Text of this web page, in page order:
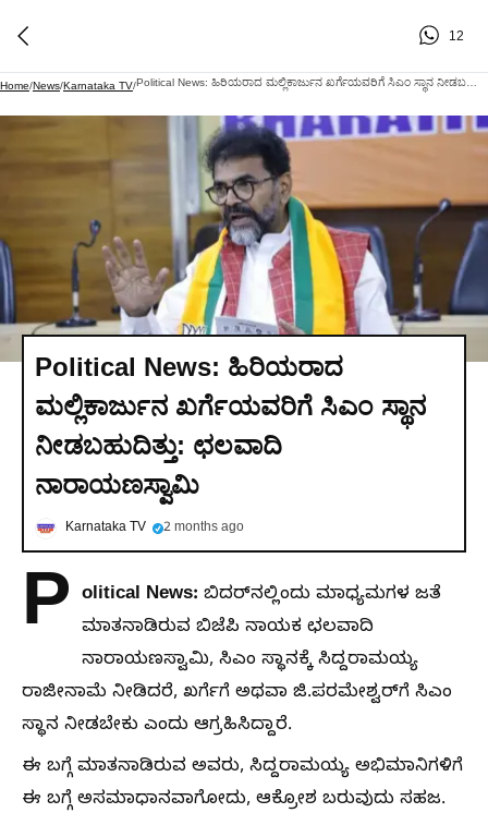
12
Home/News/Karnataka TV/
Political News: ಹಿರಿಯರಾದ
ಮಲ್ಲಿಕಾರ್ಜುನ ಖರ್ಗೆಯವರಿಗೆ ಸಿಎಂ ಸ್ಥಾನ
ನೀಡಬಹುದಿತ್ತು: ಛಲವಾದಿ
ನಾರಾಯಣಸ್ವಾಮಿ
Karnataka TV 2 months ago
P olitical News: ಬಿದರ್‌ನಲ್ಲಿಂದು ಮಾಧ್ಯಮಗಳ ಜತೆ
ಮಾತನಾಡಿರುವ ಬಿಜೆಪಿ ನಾಯಕ ಛಲವಾದಿ
ನಾರಾಯಣಸ್ವಾಮಿ, ಸಿಎಂ ಸ್ಥಾನಕ್ಕೆ ಸಿದ್ದರಾಮಯ್ಯ
ರಾಜೀನಾಮೆ ನೀಡಿದರೆ, ಖರ್ಗೆಗೆ ಅಥವಾ ಜಿ.ಪರಮೇಶ್ವರ್‌ಗೆ ಸಿಎಂ
ಸ್ಥಾನ ನೀಡಬೇಕು ಎಂದು ಆಗ್ರಹಿಸಿದ್ದಾರೆ.
ಈ ಬಗ್ಗೆ ಮಾತನಾಡಿರುವ ಅವರು, ಸಿದ್ದರಾಮಯ್ಯ ಅಭಿಮಾನಿಗಳಿಗೆ
ಈ ಬಗ್ಗೆ ಅಸಮಾಧಾನವಾಗೋದು, ಆಕ್ರೋಶ ಬರುವುದು ಸಹಜ.